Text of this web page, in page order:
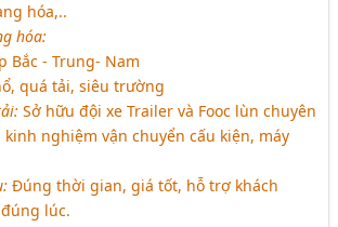
hóa,..
hóa:
Bắc - Trung- Nam
quá tải, siêu trường
Sở hữu đội xe Trailer và Fooc lùn chuyên
nghiệm vận chuyển cấu kiện, máy
Đúng thời gian, giá tốt, hỗ trợ khách
lúc.